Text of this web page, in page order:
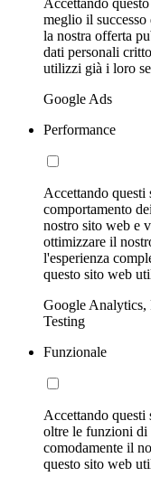
Accettando
meglio il
la nostra offerta
dati personali
utilizzi già i loro
Google Ads
Performance
Accettando questi
comportamento
nostro sito web e
ottimizzare il
l'esperienza
questo sito web
Google Analytics,
Testing
Funzionale
Accettando
oltre le funzioni di
comodamente il
questo sito web